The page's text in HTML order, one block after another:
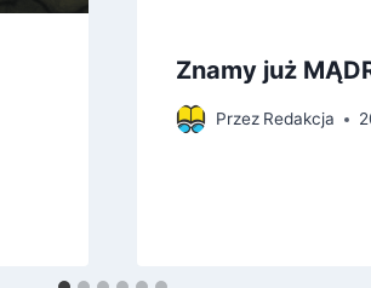
Znamy już
Przez Redakcja